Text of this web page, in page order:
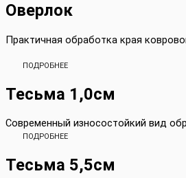
Оверлок
Практичная обработка края
ПОДРОБНЕЕ
Тесьма 1,0см
Современный износостойкий вид
ПОДРОБНЕЕ
Тесьма 5,5см